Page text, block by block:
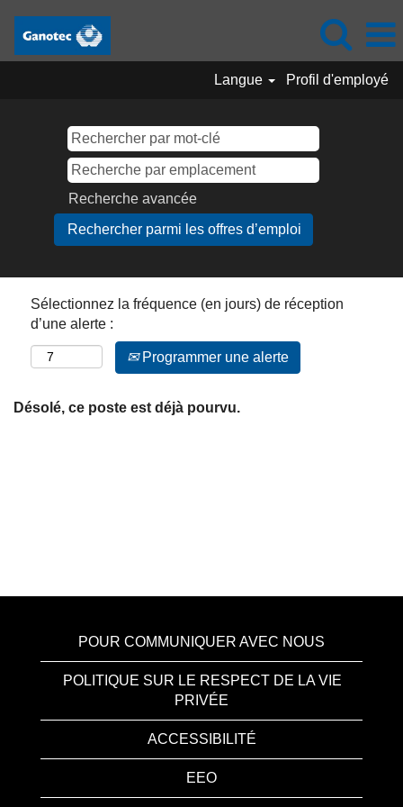
Langue Profil d'employé
Recherche avancée
Sélectionnez la fréquence (en jours) de réception
d’une alerte :
Programmer une alerte
Désolé, ce poste est déjà pourvu.
POUR COMMUNIQUER AVEC NOUS
POLITIQUE SUR LE RESPECT DE LA VIE
PRIVÉE
ACCESSIBILITÉ
EEO